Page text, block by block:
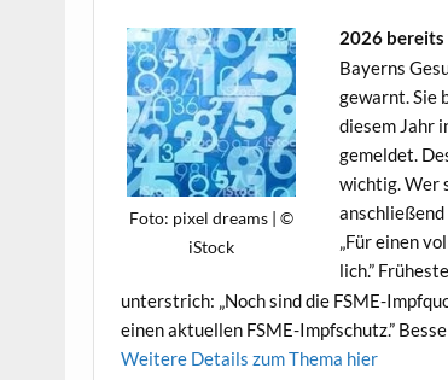
Foto: pix­el dreams | ©
iStock
2026 bere­its
Bay­erns
gewarnt. Sie
diesem Jahr
gemeldet.
wichtig. Wer
„Für einen
lich.”
unter­strich: „Noch sind die FSME-
einen aktuellen FSME-Impf­schutz.”
Weit­ere Details zum The­ma hier